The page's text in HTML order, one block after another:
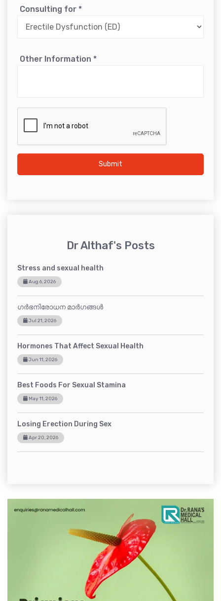
Consulting for *
Other Information *
Submit
Dr Althaf's Posts
Stress and sexual health
Aug 6, 2026
ഗർഭനിരോധന മാർഗങ്ങൾ
Jul 21, 2026
Hormones That Affect Sexual Health
Jun 11, 2026
Best Foods For Sexual Stamina
May 11, 2026
Losing Erection During Sex
Apr 20, 2026